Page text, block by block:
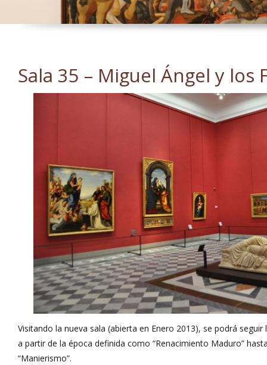
Sala 35 – Miguel Ángel y los
Visitando la nueva sala (abierta en Enero 2013), se podrá
a partir de la época definida como “Renacimiento Maduro”
“Manierismo”.